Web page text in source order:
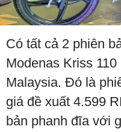
Có tất cả 2 phiên
Modenas Kriss
Malaysia. Đó là
giá đề xuất 4.599
bản phanh đĩa với